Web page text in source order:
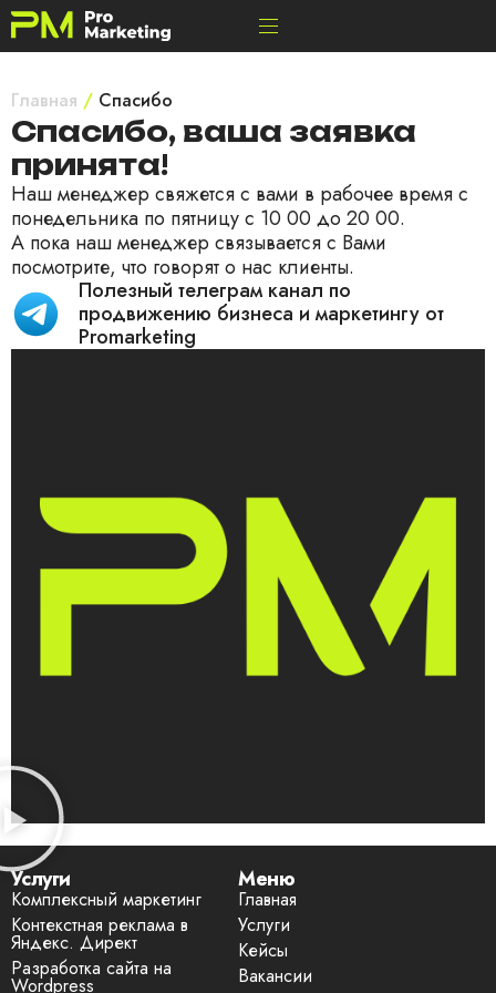
Главная / Спасибо
Спасибо, ваша заявка
принята!
Наш менеджер свяжется с вами в рабочее время с
понедельника по пятницу с 10 00 до 20 00.
А пока наш менеджер связывается с Вами
посмотрите, что говорят о нас клиенты.
Полезный телеграм канал по
продвижению бизнеса и маркетингу от
Promarketing
Услуги
Комплексный маркетинг
Контекстная реклама в
Яндекс. Директ
Разработка сайта на
Wordpress
Меню
Главная
Услуги
Кейсы
Вакансии